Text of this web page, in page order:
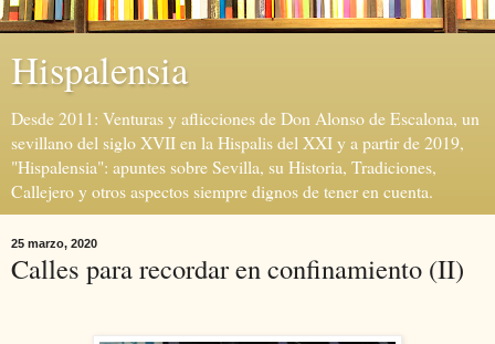
Hispalensia
Desde 2011: Venturas y aflicciones de Don Alonso de Escalona, un
sevillano del siglo XVII en la Hispalis del XXI y a partir de 2019,
"Hispalensia": apuntes sobre Sevilla, su Historia, Tradiciones,
Callejero y otros aspectos siempre dignos de tener en cuenta.
25 marzo, 2020
Calles para recordar en confinamiento (II)